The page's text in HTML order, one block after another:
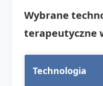
Wybrane
terapeutyczne
Technologia